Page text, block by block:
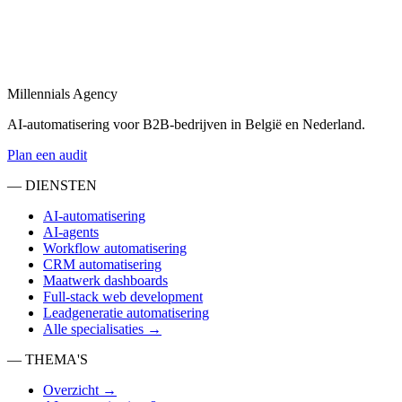
Millennials Agency
AI-automatisering voor B2B-bedrijven in België en Nederland.
Plan een audit
— DIENSTEN
AI-automatisering
AI-agents
Workflow automatisering
CRM automatisering
Maatwerk dashboards
Full-stack web development
Leadgeneratie automatisering
Alle specialisaties →
— THEMA'S
Overzicht →